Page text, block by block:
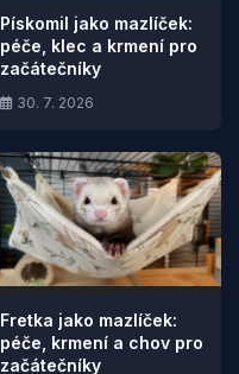
Pískomil jako mazlíček:
péče, klec a krmení pro
začátečníky
30. 7. 2026
Fretka jako mazlíček:
péče, krmení a chov pro
začátečníky